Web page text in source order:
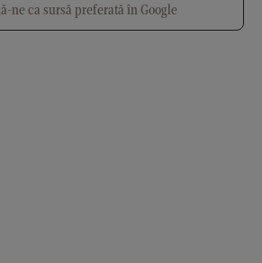
ne ca sursă preferată în Google